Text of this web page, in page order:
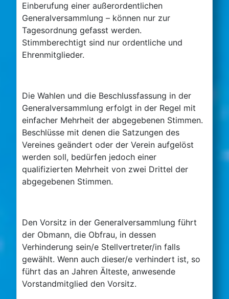
Einberufung einer außerordentlichen
Generalversammlung – können nur zur
Tagesordnung gefasst werden.
Stimmberechtigt sind nur ordentliche und
Ehrenmitglieder.
Die Wahlen und die Beschlussfassung in der
Generalversammlung erfolgt in der Regel mit
einfacher Mehrheit der abgegebenen Stimmen.
Beschlüsse mit denen die Satzungen des
Vereines geändert oder der Verein aufgelöst
werden soll, bedürfen jedoch einer
qualifizierten Mehrheit von zwei Drittel der
abgegebenen Stimmen.
Den Vorsitz in der Generalversammlung führt
der Obmann, die Obfrau, in dessen
Verhinderung sein/e Stellvertreter/in falls
gewählt. Wenn auch dieser/e verhindert ist, so
führt das an Jahren Älteste, anwesende
Vorstandmitglied den Vorsitz.